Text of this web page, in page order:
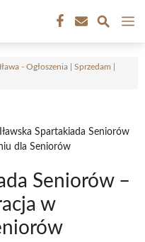
Iława - Ogłoszenia | Sprzedam |
Iławska Spartakiada Seniorów
dla Seniorów
Seniorów –
w